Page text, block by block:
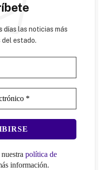
días las noticias más
estado.
política de
información.